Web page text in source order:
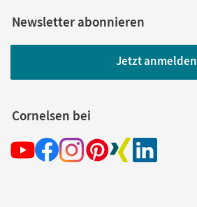
Newsletter abonnieren
Jetzt anmelden
Cornelsen bei